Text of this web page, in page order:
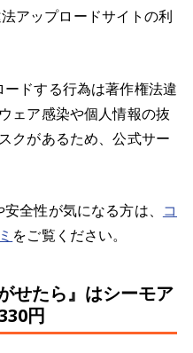
アップロードサイトの利
ドする行為は著作権法違
ェア感染や個人情報の抜
クがあるため、公式サー
全性が気になる方は、 コ
をご覧ください。
せたら』はシーモア
円